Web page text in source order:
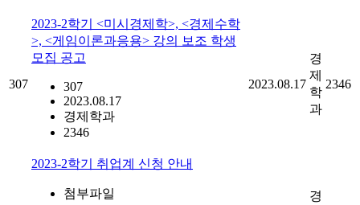
307
2023-2학기 <미시경제학>, <경제수학
>, <게임이론과응용> 강의 보조 학생
모집 공고
307
2023.08.17
경제학과
2346
2023.08.17
경
제
학
과
2346
2023-2학기 취업계 신청 안내
첨부파일 경